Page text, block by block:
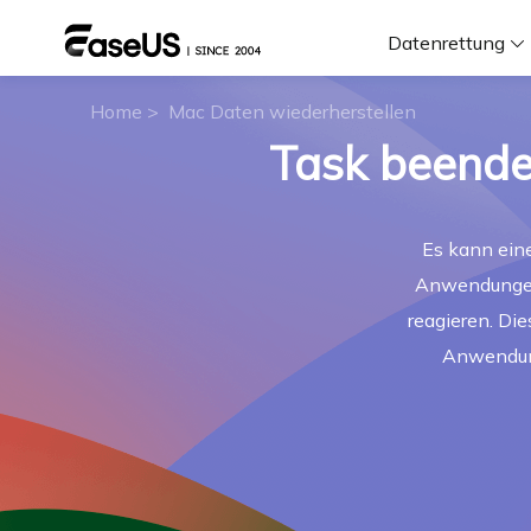
Datenrettung
Home > Mac Daten wiederherstellen
Task
Es kann
reagieren.